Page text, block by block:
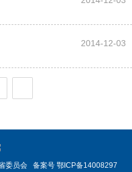
2014-12-03
委员会 备案号 鄂ICP备14008297